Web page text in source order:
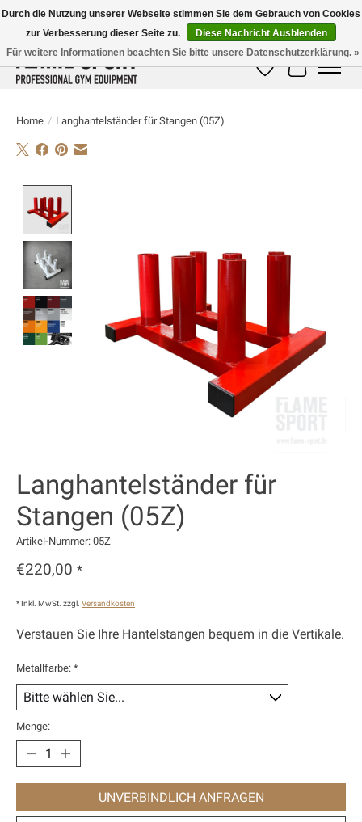
E-MAIL:info@flame-sport.deTEL.: +49 1525 9705 011
Wunschzettel
Ihr
Home / Langhantelständer für Stangen (05Z)
Langhantelständer für
Stangen (05Z)
Artikel-Nummer: 05Z
€220,00 *
* Inkl. MwSt. zzgl. Versandkosten
Verstauen Sie Ihre Hantelstangen bequem in die Vertikale.
Metallfarbe: *
Menge:
UNVERBINDLICH ANFRAGEN
Durch die Nutzung unserer Webseite stimmen Sie dem Gebrauch von Cookies
zur Verbesserung dieser Seite zu.
Diese Nachricht Ausblenden
Für weitere Informationen beachten Sie bitte unsere Datenschutzerklärung. »